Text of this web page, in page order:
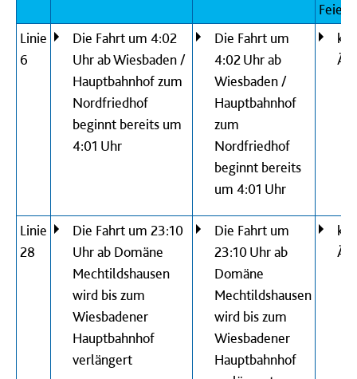
Linie
6
Die Fahrt um 4:02
Uhr ab Wiesbaden /
Hauptbahnhof zum
Nordfriedhof
beginnt bereits um
4:01 Uhr
Die Fahrt um
4:02 Uhr ab
Wiesbaden /
Hauptbahnhof
zum
Nordfriedhof
beginnt bereits
um 4:01 Uhr
Linie
28
Die Fahrt um 23:10
Uhr ab Domäne
Mechtildshausen
wird bis zum
Wiesbadener
Hauptbahnhof
verlängert
Die Fahrt um
23:10 Uhr ab
Domäne
Mechtildshausen
wird bis zum
Wiesbadener
Hauptbahnhof